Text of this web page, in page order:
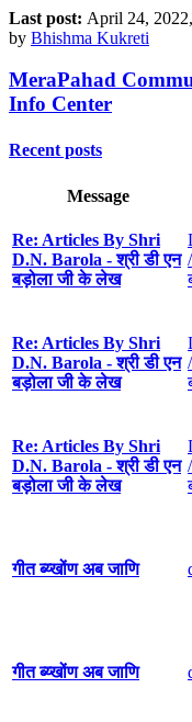
Last post: April 24,
by Bhishma Kukreti
MeraPahad
Info Center
Recent posts
Message
Re: Articles By Shri
D.N. Barola - श्री डी एन
बड़ोला जी के लेख
Re: Articles By Shri
D.N. Barola - श्री डी एन
बड़ोला जी के लेख
Re: Articles By Shri
D.N. Barola - श्री डी एन
बड़ोला जी के लेख
गीत ब्य्खोंण अब जाणि
गीत ब्य्खोंण अब जाणि